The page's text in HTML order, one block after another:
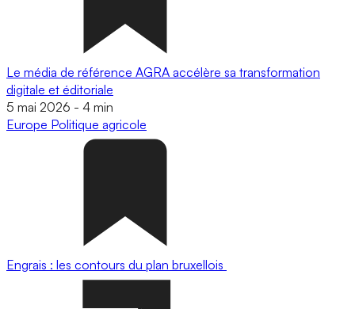
Le média de référence AGRA accélère sa transformation
digitale et éditoriale
5 mai 2026 - 4 min
Europe Politique agricole
Engrais : les contours du plan bruxellois